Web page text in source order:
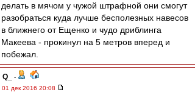
делать в мячом у чужой штрафной они смогут
разобраться куда лучше бесполезных навесов
в ближнего от Ещенко и чудо дриблинга
Макеева - прокинул на 5 метров вперед и
побежал.
Q_
-
01 дек 2016 20:08